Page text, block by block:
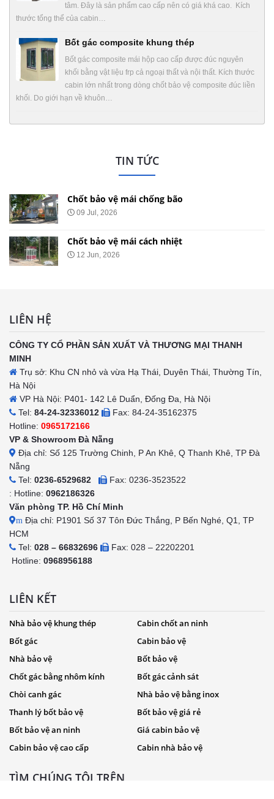
tâm. Đây là sản phẩm cao cấp nên có giá khá cao. Kích
thước tổng thể của cabin…
Bốt gác composite khung thép
Bốt gác composite mái hộp cao cấp được đúc nguyên
khối bằng vật liệu frp cả ngoại thất và nội thất. Kích thước
cabin lớn nhất trong dòng chốt bảo vệ composite đúc liền
khối. Do giới hạn về khuôn…
TIN TỨC
Chốt bảo vệ mái chống ồn
Chốt bảo vệ mái nhọn
LIÊN HỆ
CÔNG TY CỔ PHẦN SẢN XUẤT VÀ THƯƠNG MẠI THANH
MINH
Trụ sở: Khu CN nhỏ và vừa Hạ Thái, Duyên Thái, Thường Tín,
Hà Nội
VP Hà Nội: P401- 142 Lê Duẩn, Đống Đa, Hà Nội
Tel: 84-24-32336012
Fax: 84-24-35162375
Hotline: 0965172166
VP & Showroom Đà Nẵng
Địa chỉ: Số 125 Trường Chinh, P An Khê, Q Thanh Khê, TP Đà
Nẵng
Tel: 0236-6529682
Fax: 0236-3523522
: Hotline: 0962186326
Văn phòng TP. Hồ Chí Minh
m Địa chỉ: P1901 Số 37 Tôn Đức Thắng, P Bến Nghé, Q1, TP
HCM
Tel: 028 – 66832696
Fax: 028 – 22202201
Hotline: 0968956188
LIÊN KẾT
Nhà bảo vệ khung thép
Cabin chốt an ninh
Bốt gác
Cabin bảo vệ
Nhà bảo vệ
Bốt bảo vệ
Chốt gác bằng nhôm kính
Bốt gác cảnh sát
Chòi canh gác
Nhà bảo vệ bằng inox
Thanh lý bốt bảo vệ
Bốt bảo vệ giá rẻ
Bốt bảo vệ an ninh
Giá cabin bảo vệ
Cabin bảo vệ cao cấp
Cabin nhà bảo vệ
TÌM CHÚNG TÔI TRÊN